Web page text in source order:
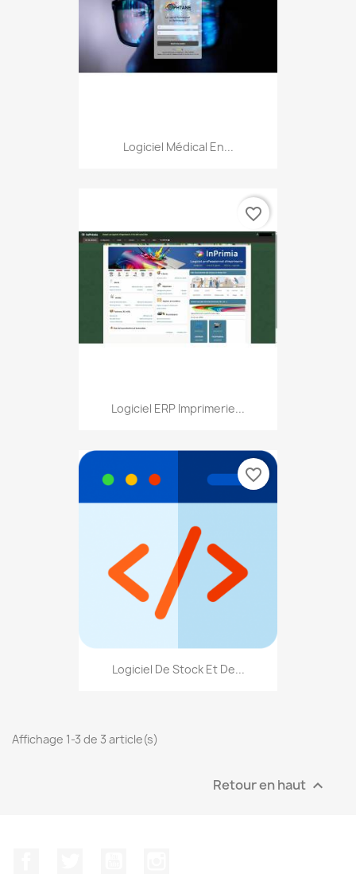
Logiciel Médical En...
Logiciel ERP Imprimerie...
favorite_border
Logiciel De Stock Et De...
favorite_border
Affichage 1-3 de 3 article(s)
Retour en haut 